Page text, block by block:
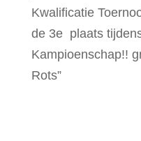
Kwalificatie
de 3e plaats
Kampioenschap!!
Rots”